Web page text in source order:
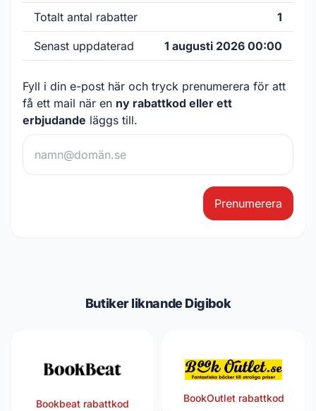
Totalt antal rabatter 1
Senast uppdaterad 1 augusti 2026 00:00
Fyll i din e-post här och tryck prenumerera för att
få ett mail när en ny rabattkod eller ett
erbjudande läggs till.
Prenumerera
Butiker liknande Digibok
Bookbeat rabattkod BookOutlet rabattkod